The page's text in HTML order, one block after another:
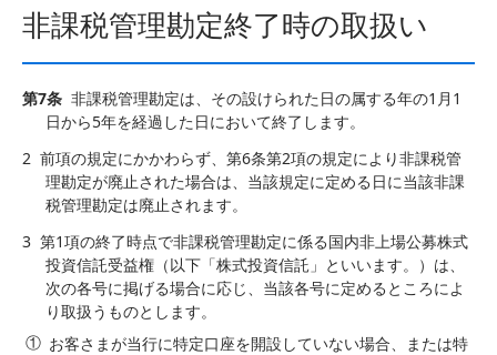
非課税管理勘定終了時の取扱い
第7条 非課税管理勘定は、その設けられた日の属する年の1月1
日から5年を経過した日において終了します。
2 前項の規定にかかわらず、第6条第2項の規定により非課税管
理勘定が廃止された場合は、当該規定に定める日に当該非課
税管理勘定は廃止されます。
3 第1項の終了時点で非課税管理勘定に係る国内非上場公募株式
投資信託受益権（以下「株式投資信託」といいます。）は、
次の各号に掲げる場合に応じ、当該各号に定めるところによ
り取扱うものとします。
お客さまが当行に特定口座を開設していない場合、または特